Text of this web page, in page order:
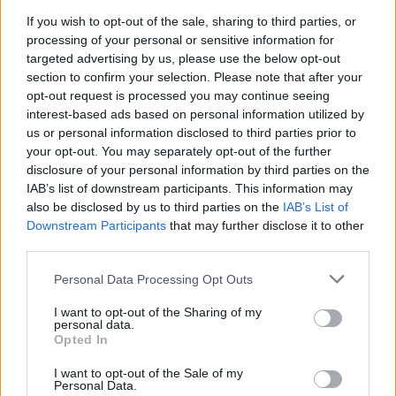
If you wish to opt-out of the sale, sharing to third parties, or
processing of your personal or sensitive information for
targeted advertising by us, please use the below opt-out
section to confirm your selection. Please note that after your
opt-out request is processed you may continue seeing
interest-based ads based on personal information utilized by
us or personal information disclosed to third parties prior to
your opt-out. You may separately opt-out of the further
disclosure of your personal information by third parties on the
IAB’s list of downstream participants. This information may
also be disclosed by us to third parties on the IAB’s List of
Downstream Participants that may further disclose it to other
Please note that this website/app uses one or more Google
not limited to your visit or usage behaviour. You may click to
grant or deny consent to Google and its third-party tags to
use your data for below specified purposes in below Google
consent section.
Personal Data Processing Opt Outs
I want to opt-out of the Sharing of my
personal data.
Opted In
I want to opt-out of the Sale of my
Personal Data.
Νατάσα Ρέι.
Οι Μακρόν αρχικά κέρδισαν μια αγωγή για
συκοφαντική δυσφήμηση κατά των δύο
γυναικών το 2024, ωστόσο η απόφαση αυτή
ανετράπη σε έφεση το 2025, για λόγους
ελευθερίας της έκφρασης και όχι βάσει της
αλήθειας του ισχυρισμού.
Οι Μακρόν προσέφυγαν κατά της απόφασης.
της Όουενς στις ΗΠΑ, καταγγέλλοντας ότι
«αγνόησε όλα τα αξιόπιστα αποδεικτικά στοιχεία
που αναιρούσαν τον ισχυρισμό της, προκειμένου
και συκοφάντες».